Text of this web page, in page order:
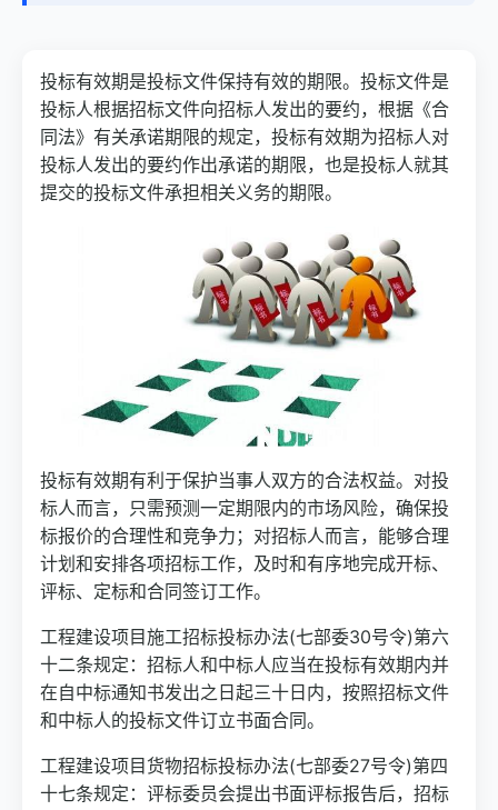
投标有效期是投标文件保持有效的期限。投标文件是
投标人根据招标文件向招标人发出的要约，根据《合
同法》有关承诺期限的规定，投标有效期为招标人对
投标人发出的要约作出承诺的期限，也是投标人就其
提交的投标文件承担相关义务的期限。
投标有效期有利于保护当事人双方的合法权益。对投
标人而言，只需预测一定期限内的市场风险，确保投
标报价的合理性和竞争力；对招标人而言，能够合理
计划和安排各项招标工作，及时和有序地完成开标、
评标、定标和合同签订工作。
工程建设项目施工招标投标办法(七部委30号令)第六
十二条规定：招标人和中标人应当在投标有效期内并
在自中标通知书发出之日起三十日内，按照招标文件
和中标人的投标文件订立书面合同。
工程建设项目货物招标投标办法(七部委27号令)第四
十七条规定：评标委员会提出书面评标报告后，招标